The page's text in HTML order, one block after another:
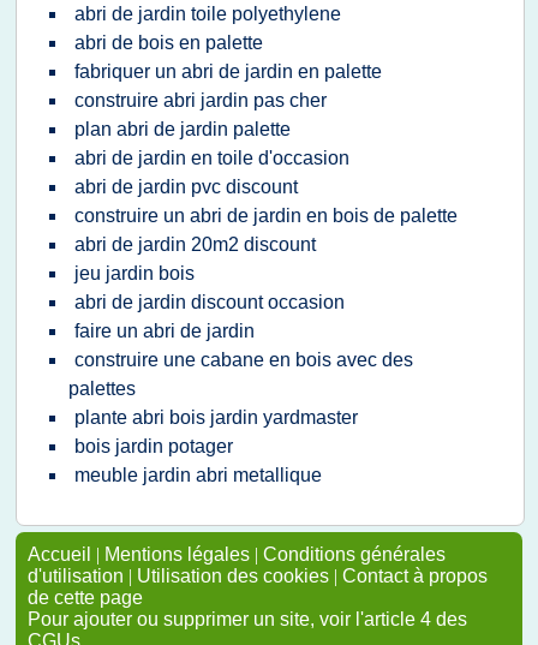
abri de jardin toile polyethylene
abri de bois en palette
fabriquer un abri de jardin en palette
construire abri jardin pas cher
plan abri de jardin palette
abri de jardin en toile d'occasion
abri de jardin pvc discount
construire un abri de jardin en bois de palette
abri de jardin 20m2 discount
jeu jardin bois
abri de jardin discount occasion
faire un abri de jardin
construire une cabane en bois avec des
palettes
plante abri bois jardin yardmaster
bois jardin potager
meuble jardin abri metallique
Accueil | Mentions légales | Conditions générales
d'utilisation | Utilisation des cookies | Contact à propos
de cette page
Pour ajouter ou supprimer un site, voir l'article 4 des
CGUs